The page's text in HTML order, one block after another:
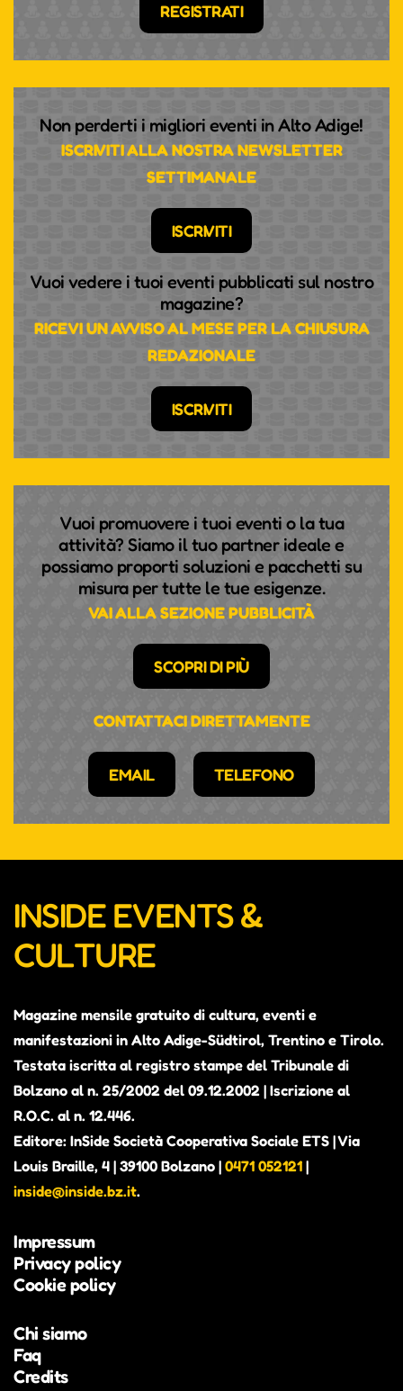
REGISTRATI
Non perderti i migliori eventi in Alto Adige!
ISCRIVITI ALLA NOSTRA NEWSLETTER
SETTIMANALE
ISCRIVITI
Vuoi vedere i tuoi eventi pubblicati sul nostro
magazine?
RICEVI UN AVVISO AL MESE PER LA CHIUSURA
REDAZIONALE
ISCRIVITI
Vuoi promuovere i tuoi eventi o la tua
attività? Siamo il tuo partner ideale e
possiamo proporti soluzioni e pacchetti su
misura per tutte le tue esigenze.
VAI ALLA SEZIONE PUBBLICITÀ
SCOPRI DI PIÙ
CONTATTACI DIRETTAMENTE
EMAIL TELEFONO
INSIDE EVENTS &
CULTURE
Magazine mensile gratuito di cultura, eventi e
manifestazioni in Alto Adige-Südtirol, Trentino e Tirolo.
Testata iscritta al registro stampe del Tribunale di
Bolzano al n. 25/2002 del 09.12.2002 | Iscrizione al
R.O.C. al n. 12.446.
Editore: InSide Società Cooperativa Sociale ETS | Via
Louis Braille, 4 | 39100 Bolzano | 0471 052121 |
inside@inside.bz.it.
Impressum
Privacy policy
Cookie policy
Chi siamo
Faq
Credits